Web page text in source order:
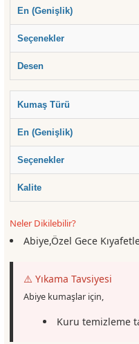
En (Genişlik)
Seçenekler
Desen
Kumaş Türü
En (Genişlik)
Seçenekler
Kalite
Neler Dikilebilir?
Abiye,Özel Gece
⚠️ Yıkama Tavsiyesi
Abiye kumaşlar için,
Kuru temizleme